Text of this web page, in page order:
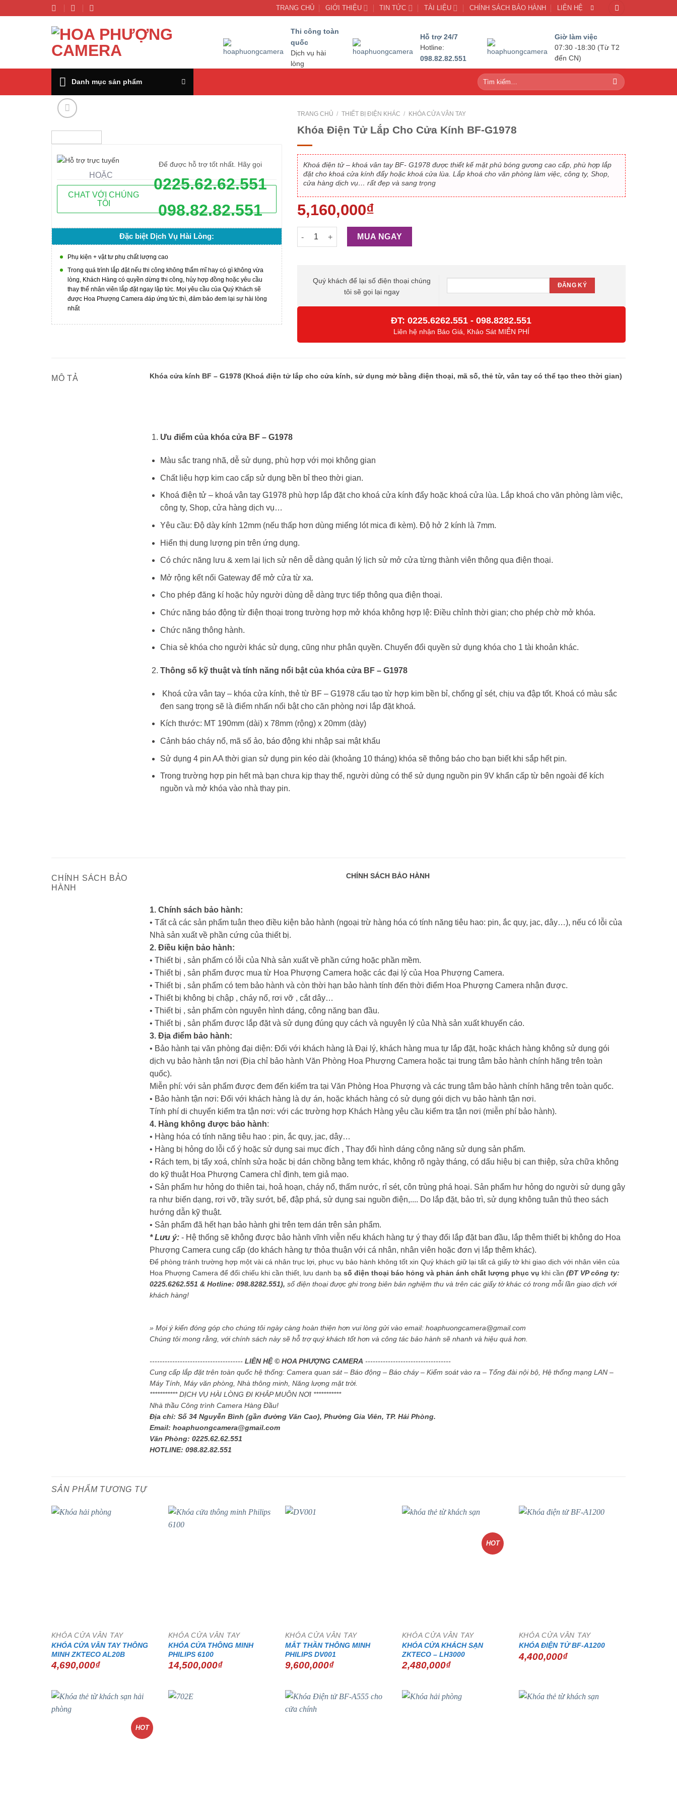
đến
TRANG CHỦ GIỚI THIỆU TIN TỨC TÀI LIỆU CHÍNH SÁCH BẢO HÀNH LIÊN HỆ
Thi công toàn
quốc
Dịch vụ hài
lòng
Hỗ trợ 24/7
Hotline:
098.82.82.551
Giờ làm việc
07:30 -18:30 (Từ T2
đến CN)
Danh mục sản phẩm
Tìm
kiếm:
Để được hỗ trợ tốt nhất. Hãy gọi
0225.62.62.551
098.82.82.551
HOẶC
CHAT VỚI CHÚNG
TÔI
Đặc biệt Dịch Vụ Hài Lòng:
Phụ kiện + vật tư phụ chất lượng cao
Trong quá trình lắp đặt nếu thi công không thẩm mĩ hay có gì không vừa
lòng, Khách Hàng có quyền dừng thi công, hủy hợp đồng hoặc yêu cầu
thay thế nhân viên lắp đặt ngay lập tức. Mọi yêu cầu của Quý Khách sẽ
được Hoa Phượng Camera đáp ứng tức thì, đảm bảo đem lại sự hài lòng
nhất
TRANG CHỦ / THIẾT BỊ ĐIỆN KHÁC / KHÓA CỬA VÂN TAY
Khóa Điện Tử Lắp Cho Cửa Kính BF-G1978
Khoá điện tử – khoá vân tay BF- G1978 được thiết kế mặt phủ bóng gương cao cấp, phù hợp lắp
đặt cho khoá cửa kính đẩy hoặc khoá cửa lùa. Lắp khoá cho văn phòng làm việc, công ty, Shop,
cửa hàng dịch vụ… rất đẹp và sang trọng
5,160,000₫
Khóa Điện Tử Lắp Cho Cửa Kính BF-G1978 số lượng
MUA NGAY
Quý khách để lại số điện thoại chúng
tôi sẽ gọi lại ngay
ĐT:0225.6262.551 -098.8282.551
Liên hệ nhận Báo Giá, Khảo Sát MIỄN PHÍ
MÔ TẢ Khóa cửa kính BF – G1978 (Khoá điện tử lắp cho cửa kính, sử dụng mở bằng điện thoại, mã số, thẻ từ, vân tay có thể tạo theo thời gian)
Ưu điểm của khóa cửa BF – G1978
Màu sắc trang nhã, dễ sử dụng, phù hợp với mọi không gian
Chất liệu hợp kim cao cấp sử dụng bền bỉ theo thời gian.
Khoá điện tử – khoá vân tay G1978 phù hợp lắp đặt cho khoá cửa kính đẩy hoặc khoá cửa lùa. Lắp khoá cho văn phòng làm việc,
công ty, Shop, cửa hàng dịch vụ…
Yêu cầu: Độ dày kính 12mm (nếu thấp hơn dùng miếng lót mica đi kèm). Độ hở 2 kính là 7mm.
Hiển thị dung lượng pin trên ứng dụng.
Có chức năng lưu & xem lại lịch sử nên dễ dàng quản lý lịch sử mở cửa từng thành viên thông qua điện thoại.
Mở rộng kết nối Gateway để mở cửa từ xa.
Cho phép đăng kí hoặc hủy người dùng dễ dàng trực tiếp thông qua điện thoại.
Chức năng báo động từ điện thoại trong trường hợp mở khóa không hợp lệ: Điều chỉnh thời gian; cho phép chờ mở khóa.
Chức năng thông hành.
Chia sẻ khóa cho người khác sử dụng, cũng như phân quyền. Chuyển đổi quyền sử dụng khóa cho 1 tài khoản khác.
Thông số kỹ thuật và tính năng nổi bật của khóa cửa BF – G1978
Khoá cửa vân tay – khóa cửa kính, thẻ từ BF – G1978 cấu tạo từ hợp kim bền bỉ, chống gỉ sét, chịu va đập tốt. Khoá có màu sắc
đen sang trọng sẽ là điểm nhấn nổi bật cho căn phòng nơi lắp đặt khoá.
Kích thước: MT 190mm (dài) x 78mm (rộng) x 20mm (dày)
Cảnh báo cháy nổ, mã số ảo, báo động khi nhập sai mật khẩu
Sử dụng 4 pin AA thời gian sử dụng pin kéo dài (khoảng 10 tháng) khóa sẽ thông báo cho bạn biết khi sắp hết pin.
Trong trường hợp pin hết mà bạn chưa kịp thay thế, người dùng có thể sử dụng nguồn pin 9V khẩn cấp từ bên ngoài để kích
nguồn và mở khóa vào nhà thay pin.
CHÍNH SÁCH BẢO
HÀNH
CHÍNH SÁCH BẢO HÀNH
1. Chính sách bảo hành:
• Tất cả các sản phẩm tuân theo điều kiện bảo hành (ngoại trừ hàng hóa có tính năng tiêu hao: pin, ắc quy, jac, dây…), nếu có lỗi của
Nhà sản xuất về phần cứng của thiết bị.
2. Điều kiện bảo hành:
• Thiết bị , sản phẩm có lỗi của Nhà sản xuất về phần cứng hoặc phần mềm.
• Thiết bị , sản phẩm được mua từ Hoa Phượng Camera hoặc các đại lý của Hoa Phượng Camera.
• Thiết bị , sản phẩm có tem bảo hành và còn thời hạn bảo hành tính đến thời điểm Hoa Phượng Camera nhận được.
• Thiết bị không bị chập , cháy nổ, rơi vỡ , cắt dây…
• Thiết bị , sản phẩm còn nguyên hình dáng, công năng ban đầu.
• Thiết bị , sản phẩm được lắp đặt và sử dụng đúng quy cách và nguyên lý của Nhà sản xuất khuyến cáo.
3. Địa điểm bảo hành:
• Bảo hành tại văn phòng đại diện: Đối với khách hàng là Đại lý, khách hàng mua tự lắp đặt, hoặc khách hàng không sử dụng gói
dịch vụ bảo hành tận nơi (Địa chỉ bảo hành Văn Phòng Hoa Phượng Camera hoặc tại trung tâm bảo hành chính hãng trên toàn
quốc).
Miễn phí: với sản phẩm được đem đến kiểm tra tại Văn Phòng Hoa Phượng và các trung tâm bảo hành chính hãng trên toàn quốc.
• Bảo hành tận nơi: Đối với khách hàng là dự án, hoặc khách hàng có sử dụng gói dịch vụ bảo hành tận nơi.
Tính phí di chuyển kiểm tra tận nơi: với các trường hợp Khách Hàng yêu cầu kiểm tra tận nơi (miễn phí bảo hành).
4. Hàng không được bảo hành:
• Hàng hóa có tính năng tiêu hao : pin, ắc quy, jac, dây…
• Hàng bị hỏng do lỗi cố ý hoặc sử dụng sai mục đích , Thay đổi hình dáng công năng sử dụng sản phẩm.
• Rách tem, bị tẩy xoá, chỉnh sửa hoặc bị dán chồng bằng tem khác, không rõ ngày tháng, có dấu hiệu bị can thiệp, sửa chữa không
do kỹ thuật Hoa Phượng Camera chỉ định, tem giả mạo.
• Sản phẩm hư hỏng do thiên tai, hoả hoạn, cháy nổ, thấm nước, rỉ sét, côn trùng phá hoại. Sản phẩm hư hỏng do người sử dụng gây
ra như biến dạng, rơi vỡ, trầy sướt, bể, đập phá, sử dụng sai nguồn điện,.... Do lắp đặt, bảo trì, sử dụng không tuân thủ theo sách
hướng dẫn kỹ thuật.
• Sản phẩm đã hết hạn bảo hành ghi trên tem dán trên sản phẩm.
* Lưu ý: - Hệ thống sẽ không được bảo hành vĩnh viễn nếu khách hàng tự ý thay đổi lắp đặt ban đầu, lắp thêm thiết bị không do Hoa
Phượng Camera cung cấp (do khách hàng tự thỏa thuận với cá nhân, nhân viên hoặc đơn vị lắp thêm khác).
Để phòng tránh trường hợp một vài cá nhân trục lợi, phục vụ bảo hành không tốt xin Quý khách giữ lại tất cả giấy tờ khi giao dịch với nhân viên của
Hoa Phượng Camera để đối chiếu khi cần thiết, lưu danh bạ số điện thoại báo hỏng và phản ánh chất lượng phục vụ khi cần (ĐT VP công ty:
0225.6262.551 & Hotline: 098.8282.551), số điện thoại được ghi trong biên bản nghiệm thu và trên các giấy tờ khác có trong mỗi lần giao dịch với
khách hàng!
» Mọi ý kiến đóng góp cho chúng tôi ngày càng hoàn thiện hơn vui lòng gửi vào email: hoaphuongcamera@gmail.com
Chúng tôi mong rằng, với chính sách này sẽ hỗ trợ quý khách tốt hơn và công tác bảo hành sẽ nhanh và hiệu quả hơn.
------------------------------------- LIÊN HỆ © HOA PHƯỢNG CAMERA ----------------------------------
Cung cấp lắp đặt trên toàn quốc hệ thống: Camera quan sát – Báo động – Báo cháy – Kiểm soát vào ra – Tổng đài nội bộ, Hệ thống mạng LAN –
Máy Tính, Máy văn phòng, Nhà thông minh, Năng lượng mặt trời.
*********** DỊCH VỤ HÀI LÒNG ĐI KHẮP MUÔN NƠI ***********
Nhà thầu Công trình Camera Hàng Đầu!
Địa chỉ: Số 34 Nguyễn Bình (gần đường Văn Cao), Phường Gia Viên, TP. Hải Phòng.
Email: hoaphuongcamera@gmail.com
Văn Phòng: 0225.62.62.551
HOTLINE: 098.82.82.551
SẢN PHẨM TƯƠNG TỰ
KHÓA CỬA VÂN TAY
KHÓA CỬA VÂN TAY THÔNG
MINH ZKTECO AL20B
4,690,000₫
KHÓA CỬA VÂN TAY
KHÓA CỬA THÔNG MINH
PHILIPS 6100
14,500,000₫
KHÓA CỬA VÂN TAY
MẮT THẦN THÔNG MINH
PHILIPS DV001
9,600,000₫
HOT
KHÓA CỬA VÂN TAY
KHÓA CỬA KHÁCH SẠN
ZKTECO – LH3000
2,480,000₫
KHÓA CỬA VÂN TAY
KHÓA ĐIỆN TỬ BF-A1200
4,400,000₫
HOT